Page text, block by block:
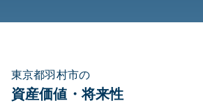
東京都羽村市の
資産価値・将来性